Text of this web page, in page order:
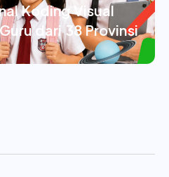
Koding Visual
dari 38 Provinsi